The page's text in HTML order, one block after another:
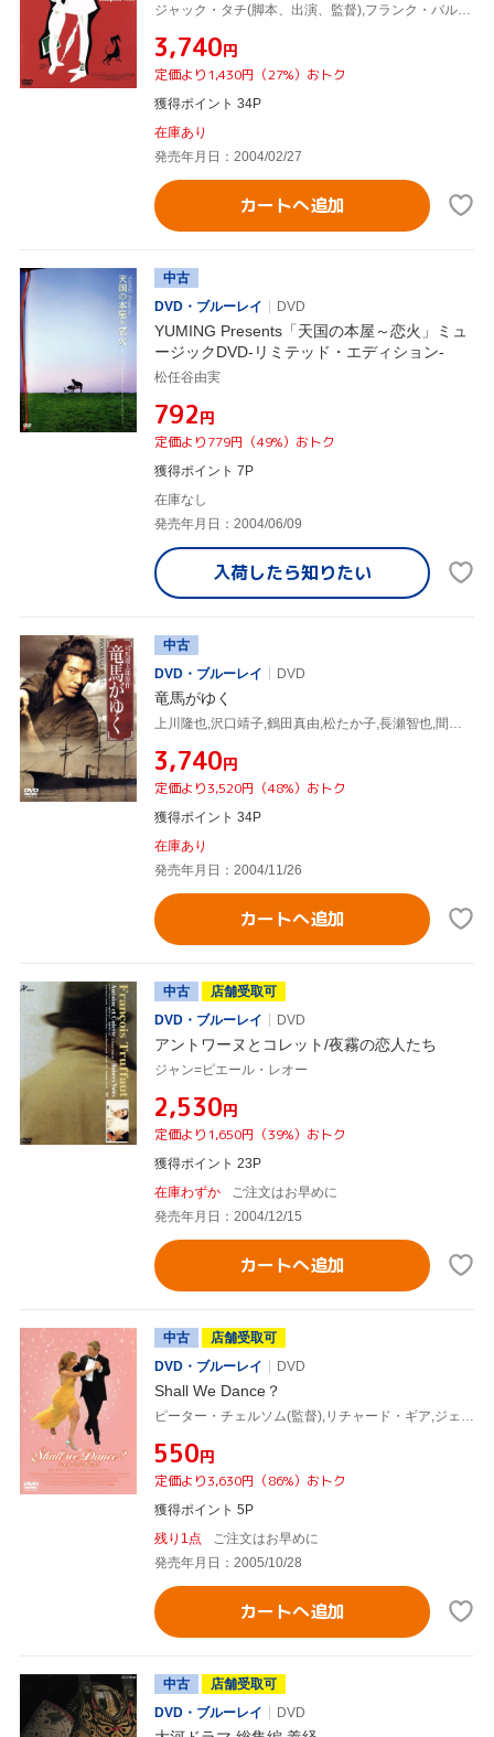
ジャック・タチ(脚本、出演、監督),フランク・バルセリーニ(音楽),アラン・ロマン(音楽)
¥3,740円
定価より1,430円（27%）おトク
獲得ポイント 34P
在庫あり
発売年月日：2004/02/27
カートへ追加
中古
DVD・ブルーレイ
DVD
YUMING Presents「天国の本屋～恋火」ミュ
ージックDVD-リミテッド・エディション-
松任谷由実
¥792円
定価より779円（49%）おトク
獲得ポイント 7P
在庫なし
発売年月日：2004/06/09
入荷したら知りたい
中古
DVD・ブルーレイ
DVD
竜馬がゆく
¥3,740円
定価より3,520円（48%）おトク
獲得ポイント 34P
在庫あり
発売年月日：2004/11/26
カートへ追加
中古
店舗受取可
DVD・ブルーレイ
DVD
アントワーヌとコレット/夜霧の恋人たち
ジャン=ピエール・レオー
¥2,530円
定価より1,650円（39%）おトク
獲得ポイント 23P
在庫わずか
ご注文はお早めに
発売年月日：2004/12/15
カートへ追加
中古
店舗受取可
DVD・ブルーレイ
DVD
Shall We Dance？
¥550円
定価より3,630円（86%）おトク
獲得ポイント 5P
残り1点
ご注文はお早めに
発売年月日：2005/10/28
カートへ追加
中古
店舗受取可
DVD・ブルーレイ
DVD